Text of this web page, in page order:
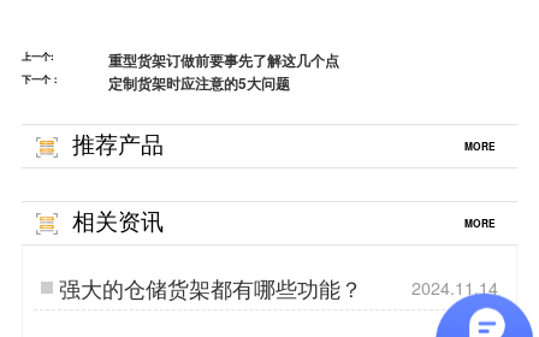
上一个: 重型货架订做前要事先了解这几个点
下一个： 定制货架时应注意的5大问题
推荐产品 MORE
相关资讯 MORE
强大的仓储货架都有哪些功能？ 2024.11.14